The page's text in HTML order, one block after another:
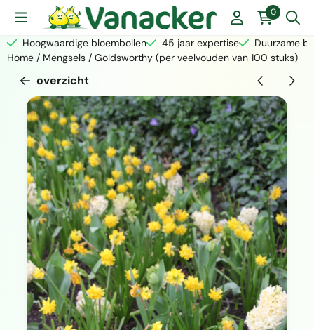
Cookievoorkeuren zijn momenteel gesloten. 0
Hoogwaardige bloembollen 45 jaar expertise
Duurzame
Home / Mengsels / Goldsworthy (per veelvouden van 100 stuks)
overzicht